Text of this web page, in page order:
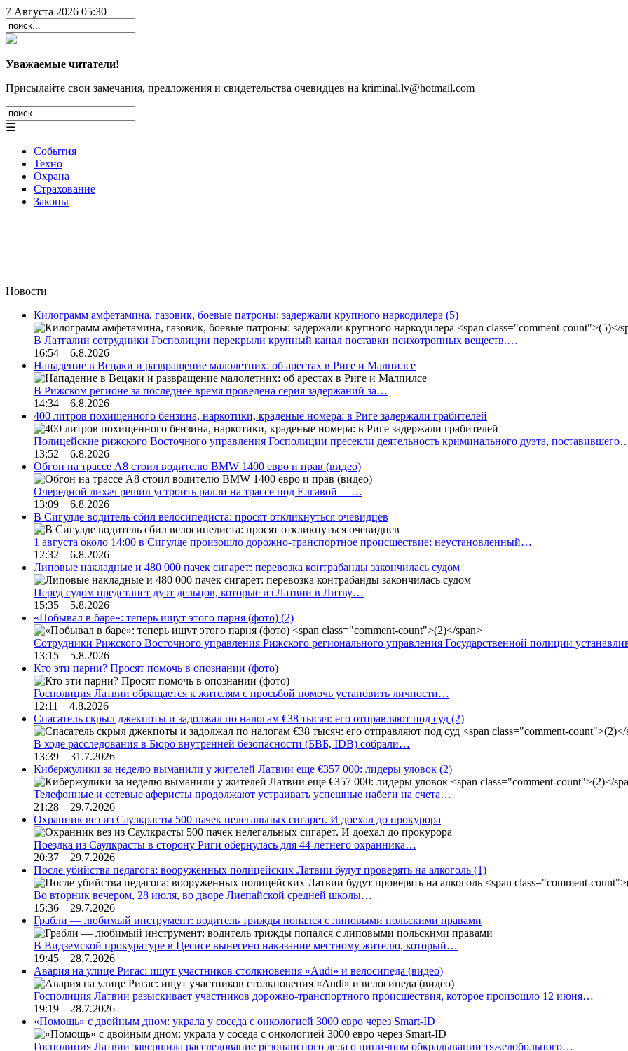
7 Августа 2026 05:30
Уважаемые читатели!
Присылайте свои замечания, предложения и свидетельства очевидцев на kriminal.lv@hotmail.com
☰
События
Техно
Охрана
Страхование
Законы
Новости
Килограмм амфетамина, газовик, боевые патроны: задержали крупного наркодилера (5)
В Латгалии сотрудники Госполиции перекрыли крупный канал поставки психотропных веществ.…
16:54 6.8.2026
Нападение в Вецаки и развращение малолетних: об арестах в Риге и Малпилсе
В Рижском регионе за последнее время проведена серия задержаний за…
14:34 6.8.2026
400 литров похищенного бензина, наркотики, краденые номера: в Риге задержали грабителей
Полицейские рижского Восточного управления Госполиции пресекли деятельность криминального дуэта,
13:52 6.8.2026
Обгон на трассе А8 стоил водителю BMW 1400 евро и прав (видео)
Очередной лихач решил устроить ралли на трассе под Елгавой —…
13:09 6.8.2026
В Сигулде водитель сбил велосипедиста: просят откликнуться очевидцев
1 августа около 14:00 в Сигулде произошло дорожно-транспортное происшествие: неустановленный…
12:32 6.8.2026
Липовые накладные и 480 000 пачек сигарет: перевозка контрабанды закончилась судом
Перед судом предстанет дуэт дельцов, которые из Латвии в Литву…
15:35 5.8.2026
«Побывал в баре»: теперь ищут этого парня (фото) (2)
Сотрудники Рижского Восточного управления Рижского регионального управления Государственной полиции
13:15 5.8.2026
Кто эти парни? Просят помочь в опознании (фото)
Госполиция Латвии обращается к жителям с просьбой помочь установить личности…
12:11 4.8.2026
Спасатель скрыл джекпоты и задолжал по налогам €38 тысяч: его отправляют под суд (2)
В ходе расследования в Бюро внутренней безопасности (БВБ, IDB) собрали…
13:39 31.7.2026
Кибержулики за неделю выманили у жителей Латвии еще €357 000: лидеры уловок (2)
Телефонные и сетевые аферисты продолжают устраивать успешные набеги на счета…
21:28 29.7.2026
Охранник вез из Саулкрасты 500 пачек нелегальных сигарет. И доехал до прокурора
Поездка из Саулкрасты в сторону Риги обернулась для 44-летнего охранника…
20:37 29.7.2026
После убийства педагога: вооруженных полицейских Латвии будут проверять на алкоголь (1)
Во вторник вечером, 28 июля, во дворе Лиепайской средней школы…
15:36 29.7.2026
Грабли — любимый инструмент: водитель трижды попался с липовыми польскими правами
В Видземской прокуратуре в Цесисе вынесено наказание местному жителю, который…
19:45 28.7.2026
Авария на улице Ригас: ищут участников столкновения «Audi» и велосипеда (видео)
Госполиция Латвии разыскивает участников дорожно-транспортного происшествия, которое произошло 12 июня…
19:19 28.7.2026
«Помощь» с двойным дном: украла у соседа с онкологией 3000 евро через Smart-ID
Госполиция Латвии завершила расследование резонансного дела о циничном обкрадывании тяжелобольного…